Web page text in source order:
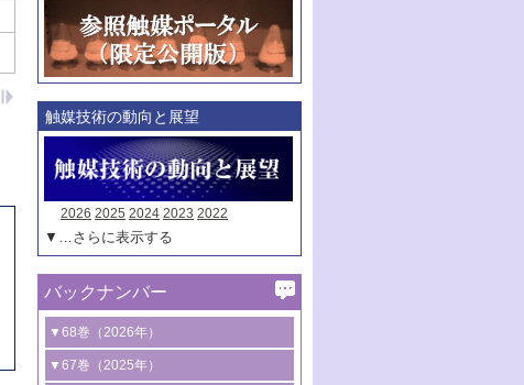
年度
記事種別
マーク：
マークあり
触媒技術の動向と展望
2026 2025 2024 2023 2022
▼…さらに表示する
バックナンバー
▼68巻（2026年）
1号 過酸化水素合成に関する研究動向
▼67巻（2025年）